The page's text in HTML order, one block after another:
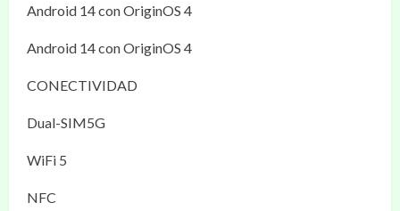
Android 14 con OriginOS 4
Android 14 con OriginOS 4
CONECTIVIDAD
Dual-SIM5G
WiFi 5
NFC